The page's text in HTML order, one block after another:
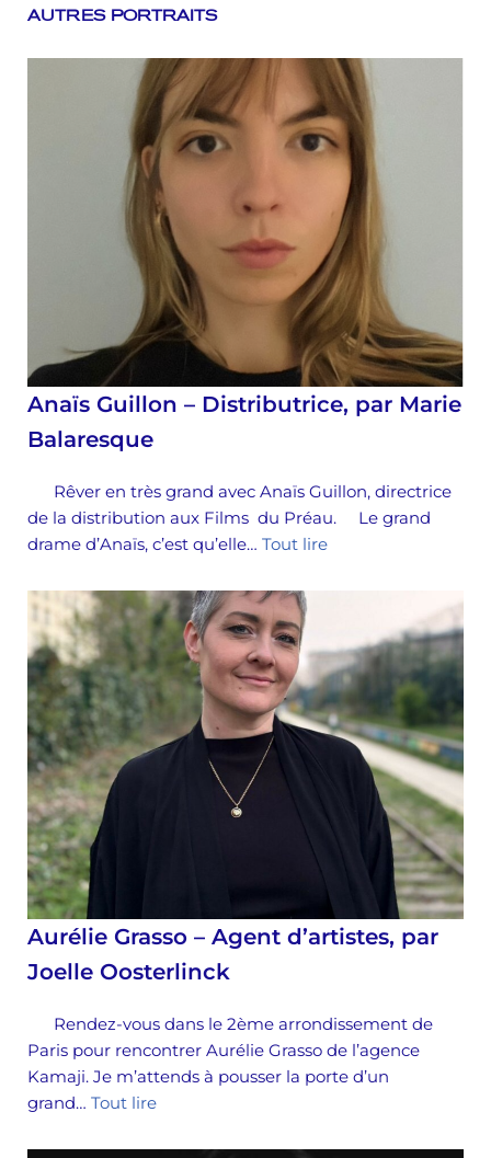
AUTRES PORTRAITS
Anaïs Guillon – Distributrice, par Marie
Balaresque
Rêver en très grand avec Anaïs Guillon, directrice
de la distribution aux Films du Préau. Le grand
drame d’Anaïs, c’est qu’elle… Tout lire
Aurélie Grasso – Agent d’artistes, par
Joelle Oosterlinck
Rendez-vous dans le 2ème arrondissement de
Paris pour rencontrer Aurélie Grasso de l’agence
Kamaji. Je m’attends à pousser la porte d’un
grand… Tout lire